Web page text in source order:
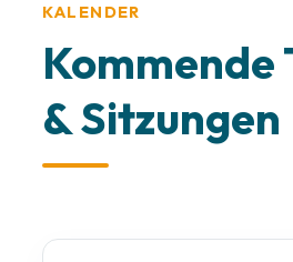
KALENDER
Kommende
& Sitzungen